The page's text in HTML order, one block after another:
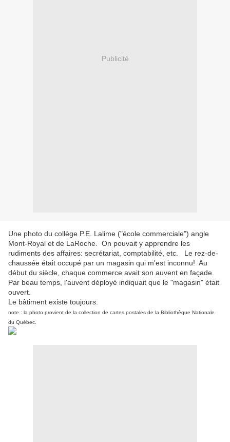
Publicité
Une photo du collège P.E. Lalime ("école commerciale") angle
Mont-Royal et de LaRoche. On pouvait y apprendre les
rudiments des affaires: secrétariat, comptabilité, etc. Le rez-de-
chaussée était occupé par un magasin qui m'est inconnu! Au
début du siècle, chaque commerce avait son auvent en façade.
Par beau temps, l'auvent déployé indiquait que le "magasin" était
ouvert.
Le bâtiment existe toujours.
note : la photo provient de la collection de cartes postales de la Bibliothèque Nationale
du Québec.